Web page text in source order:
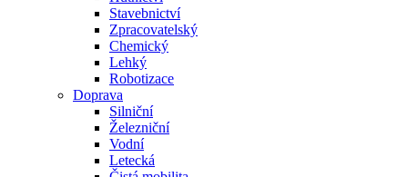
Stavebnictví
Zpracovatelský
Chemický
Lehký
Robotizace
Doprava
Silniční
Železniční
Vodní
Letecká